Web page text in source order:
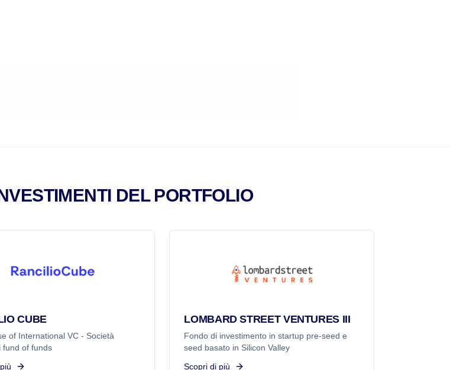
DEL PORTFOLIO
CUBE
of International VC - Società
fund of funds
LOMBARD STREET VENTURES III
Fondo di investimento in startup pre-seed e
seed basato in Silicon Valley
Scopri di più